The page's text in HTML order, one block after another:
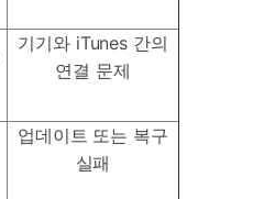
기기와 iTunes 간의
연결 문제
업데이트 또는 복구
실패